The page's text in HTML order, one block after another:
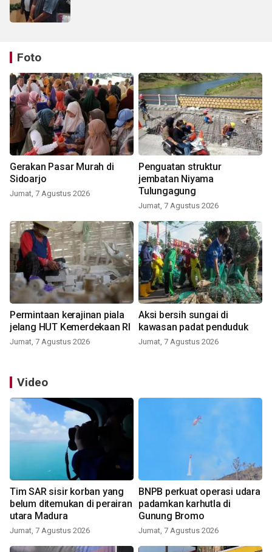
Foto
Gerakan Pasar Murah di
Sidoarjo
Jumat, 7 Agustus 2026
Penguatan struktur
jembatan Niyama
Tulungagung
Jumat, 7 Agustus 2026
Permintaan kerajinan piala
jelang HUT Kemerdekaan RI
Jumat, 7 Agustus 2026
Aksi bersih sungai di
kawasan padat penduduk
Jumat, 7 Agustus 2026
Video
Tim SAR sisir korban yang
belum ditemukan di perairan
utara Madura
Jumat, 7 Agustus 2026
BNPB perkuat operasi udara
padamkan karhutla di
Gunung Bromo
Jumat, 7 Agustus 2026